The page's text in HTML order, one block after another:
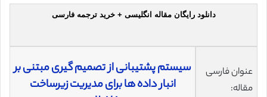
دانلود رایگان مقاله انگلیسی + خرید ترجمه فارسی
عنوان فارسی
مقاله:
سیستم پشتیبانی از تصمیم گیری مبتنی بر
انبار داده ها برای مدیریت زیرساخت